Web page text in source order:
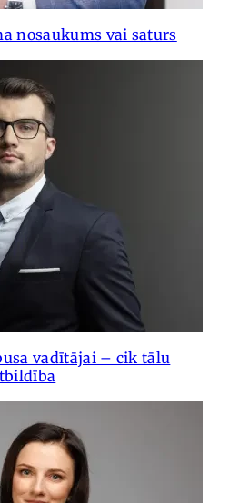
nosaukums vai saturs
vadītājai – cik tālu